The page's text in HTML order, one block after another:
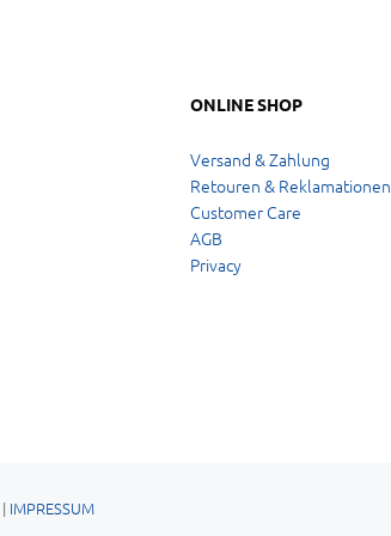
ONLINE SHOP
Versand & Zahlung
Retouren & Reklamationen
Customer Care
AGB
Privacy
| IMPRESSUM